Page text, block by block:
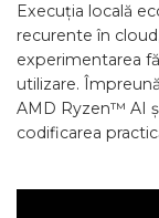
Execuția locală
recurente în
experimentarea
utilizare.
AMD Ryzen™ AI
codificarea